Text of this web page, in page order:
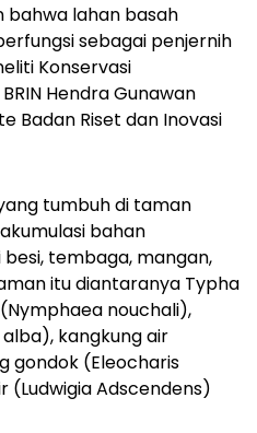
bahwa lahan basah
sebagai penjernih
Konservasi
Hendra Gunawan
Badan Riset dan Inovasi
tumbuh di taman
bahan
tembaga, mangan,
itu diantaranya Typha
Nymphaea nouchali),
), kangkung air
gondok (Eleocharis
(Ludwigia Adscendens)